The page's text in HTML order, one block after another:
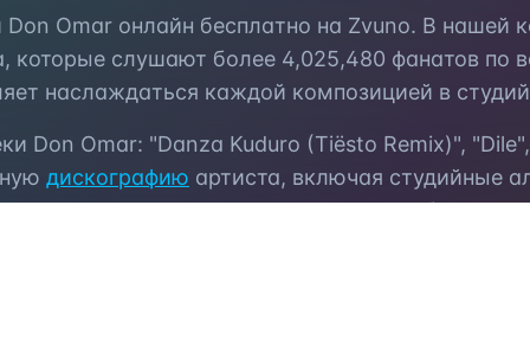
Don Omar онлайн бесплатно на Zvuno. В нашей
которые слушают более 4,025,480 фанатов по
наслаждаться каждой композицией в
Don Omar: "Danza Kuduro (Tiësto Remix)",
дискографию артиста, включая студийные
для мгновенного прослушивания без